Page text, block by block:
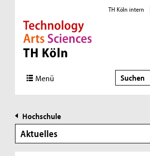
Direkt zur Hauptnavigation
Direkt zur Subnavigation
Direkt zum Inhalt
Direkt zum Fußbereich
TH Köln intern
Menü Suche
Hochschule
Aktuelles